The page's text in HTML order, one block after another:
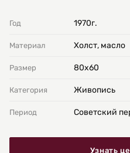
Год 1970г.
Материал Холст, масло
Размер 80х60
Категория Живопись
Период Советский
Узнать